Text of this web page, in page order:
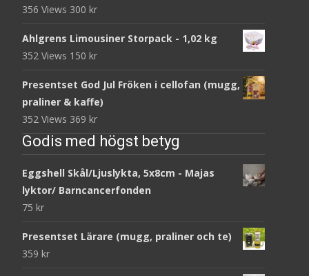
356 Views 300 kr
Ahlgrens Limousiner Storpack - 1,02 kg
352 Views 150 kr
Presentset God Jul Fröken i cellofan (mugg,
praliner & kaffe)
352 Views 369 kr
Godis med högst betyg
Eggshell Skål/Ljuslykta, 5x8cm - Majas
lyktor/ Barncancerfonden
75 kr
Presentset Lärare (mugg, praliner och te)
359 kr